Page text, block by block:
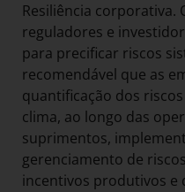
Resiliência corporativa.
reguladores e
para precificar riscos
recomendável que as
quantificação dos
clima, ao longo das
suprimentos,
gerenciamento de
incentivos produtivos e